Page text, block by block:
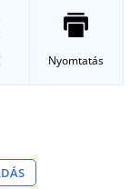
Nyomtatás